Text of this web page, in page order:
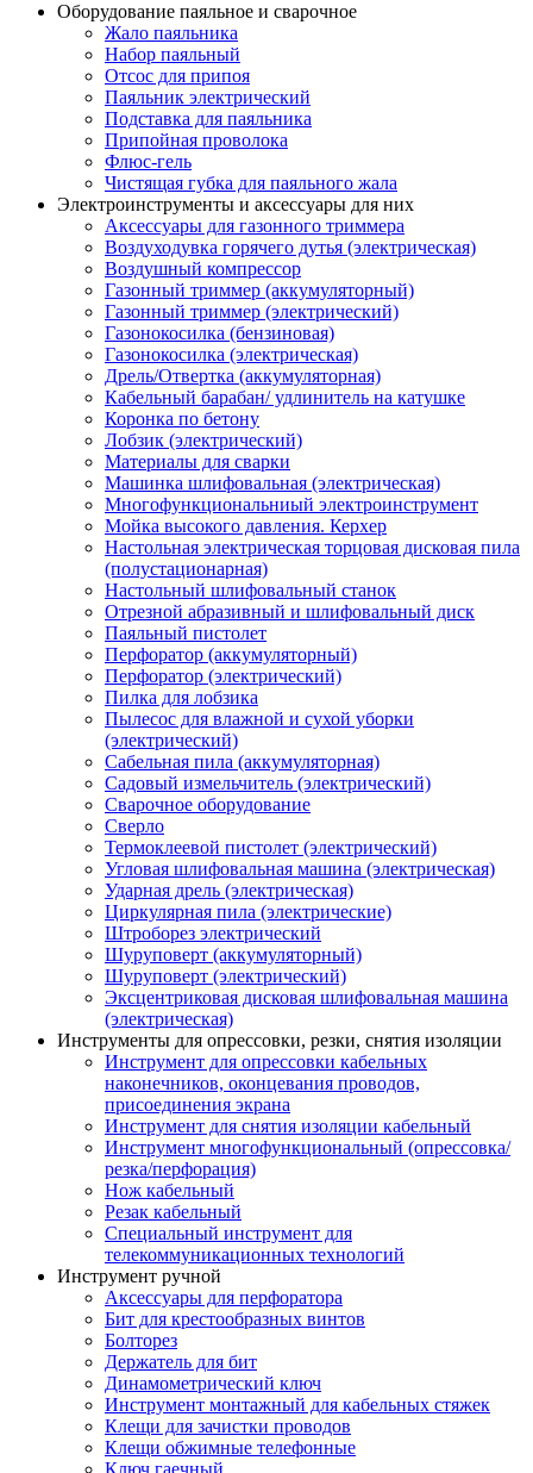
Оборудование паяльное и сварочное
Жало паяльника
Набор паяльный
Отсос для припоя
Паяльник электрический
Подставка для паяльника
Припойная проволока
Флюс-гель
Чистящая губка для паяльного жала
Электроинструменты и аксессуары для них
Аксессуары для газонного триммера
Воздуходувка горячего дутья (электрическая)
Воздушный компрессор
Газонный триммер (аккумуляторный)
Газонный триммер (электрический)
Газонокосилка (бензиновая)
Газонокосилка (электрическая)
Дрель/Отвертка (аккумуляторная)
Кабельный барабан/ удлинитель на катушке
Коронка по бетону
Лобзик (электрический)
Материалы для сварки
Машинка шлифовальная (электрическая)
Многофункциональниый электроинструмент
Мойка высокого давления. Керхер
Настольная электрическая торцовая дисковая пила
(полустационарная)
Настольный шлифовальный станок
Отрезной абразивный и шлифовальный диск
Паяльный пистолет
Перфоратор (аккумуляторный)
Перфоратор (электрический)
Пилка для лобзика
Пылесос для влажной и сухой уборки
(электрический)
Сабельная пила (аккумуляторная)
Садовый измельчитель (электрический)
Сварочное оборудование
Сверло
Термоклеевой пистолет (электрический)
Угловая шлифовальная машина (электрическая)
Ударная дрель (электрическая)
Циркулярная пила (электрические)
Штроборез электрический
Шуруповерт (аккумуляторный)
Шуруповерт (электрический)
Эксцентриковая дисковая шлифовальная машина
(электрическая)
Инструменты для опрессовки, резки, снятия изоляции
Инструмент для опрессовки кабельных
наконечников, оконцевания проводов,
присоединения экрана
Инструмент для снятия изоляции кабельный
Инструмент многофункциональный (опрессовка/
резка/перфорация)
Нож кабельный
Резак кабельный
Специальный инструмент для
телекоммуникационных технологий
Инструмент ручной
Аксессуары для перфоратора
Бит для крестообразных винтов
Болторез
Держатель для бит
Динамометрический ключ
Инструмент монтажный для кабельных стяжек
Клещи для зачистки проводов
Клещи обжимные телефонные
Ключ гаечный